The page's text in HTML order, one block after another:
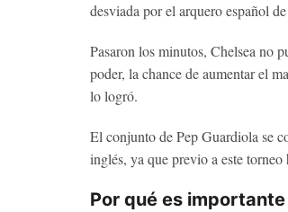
desviada por el arquero español
Pasaron los minutos, Chelsea no
poder, la chance de aumentar el
lo logró.
El conjunto de Pep Guardiola se
inglés, ya que previo a este
Por qué es